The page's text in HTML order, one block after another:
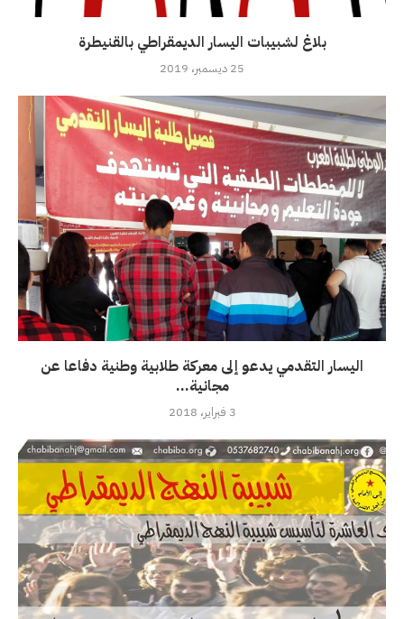
بلاغ لشبيبات اليسار الديمقراطي بالقنيطرة
25 ديسمبر، 2019
اليسار التقدمي يدعو إلى معركة طلابية وطنية دفاعا عن
مجانية...
3 فبراير، 2018